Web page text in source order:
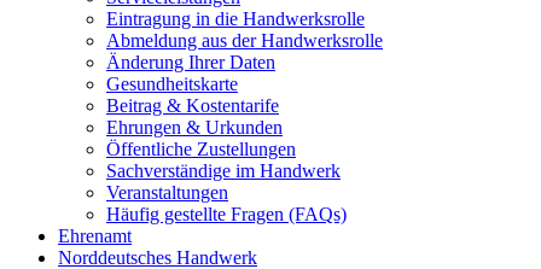
Eintragung in die Handwerksrolle
Abmeldung aus der Handwerksrolle
Änderung Ihrer Daten
Gesundheitskarte
Beitrag & Kostentarife
Ehrungen & Urkunden
Öffentliche Zustellungen
Sachverständige im Handwerk
Veranstaltungen
Häufig gestellte Fragen (FAQs)
Ehrenamt
Norddeutsches Handwerk